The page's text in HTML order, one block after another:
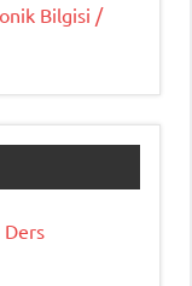
Bilgisi /
Ders